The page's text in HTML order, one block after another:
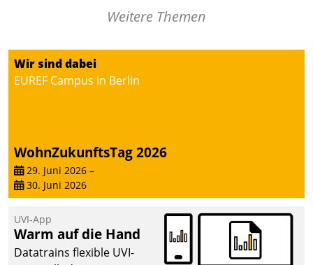
profitieren: Die nahtlose
von AktivBo und
Datatrain ermöglicht
automatisiert ausgelöste,
intelligente,
datengestützte
Entscheidungen.
Weitere Themen
Wir sind dabei
EUREF Campus in Berlin
WohnZukunftsTag 2026
29. Juni 2026 –
30. Juni 2026
UVI-App
Warm auf die Hand
Datatrains flexible UVI-